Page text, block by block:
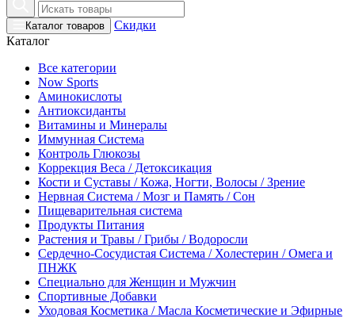
Каталог товаров
Скидки
Каталог
Все категории
Now Sports
Аминокислоты
Антиоксиданты
Витамины и Минералы
Иммунная Система
Контроль Глюкозы
Коррекция Веса / Детоксикация
Кости и Суставы / Кожа, Ногти, Волосы / Зрение
Нервная Система / Мозг и Память / Сон
Пищеварительная система
Продукты Питания
Растения и Травы / Грибы / Водоросли
Сердечно-Сосудистая Система / Холестерин / Омега и
ПНЖК
Специально для Женщин и Мужчин
Спортивные Добавки
Уходовая Косметика / Масла Косметические и Эфирные